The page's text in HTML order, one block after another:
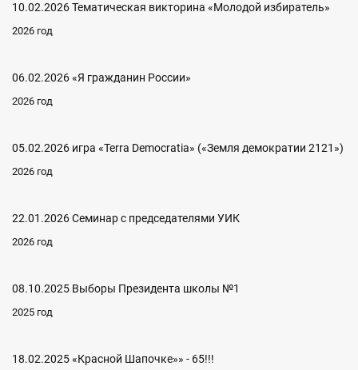
10.02.2026 Тематическая викторина «Молодой избиратель»
2026 год
06.02.2026 «Я гражданин России»
2026 год
05.02.2026 игра «Terra Democratia» («Земля демократии 2121»)
2026 год
22.01.2026 Семинар с председателями УИК
2026 год
08.10.2025 Выборы Президента школы №1
2025 год
18.02.2025 «Красной Шапочке»» - 65!!!